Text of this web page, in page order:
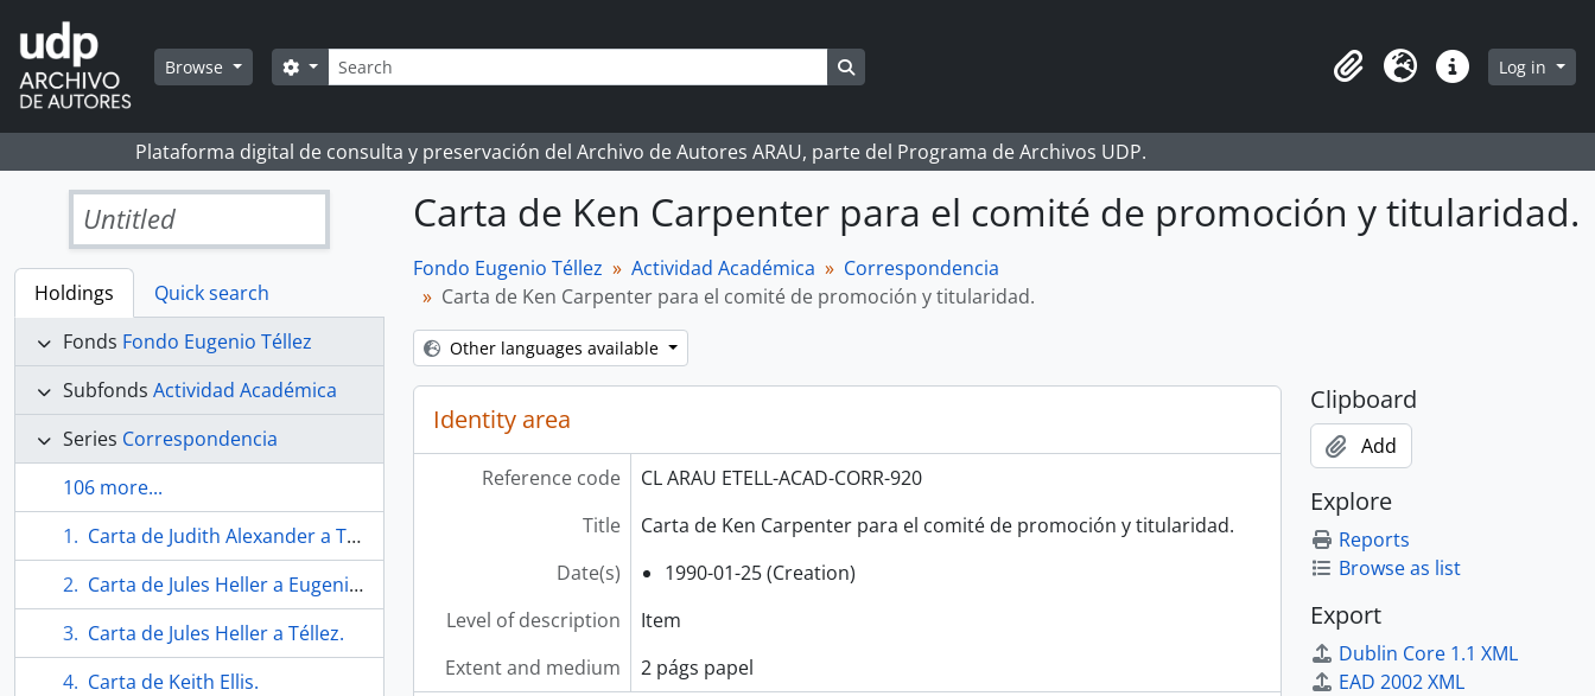
Skip to main content
Browse Search
Search options
ClipboardLanguageQuick linksLog in
Plataforma digital de consulta y preservación del Archivo de Autores ARAU, parte del Programa de Archivos UDP.
Untitled
Holdings
Quick search
Fonds Fondo Eugenio Téllez
Subfonds Actividad Académica
Series Correspondencia
106 more...
Carta de Judith Alexander a Téllez.
Carta de Jules Heller a Eugenio Téllez y Nick Muszkatel.
Carta de Jules Heller a Téllez.
Carta de Keith Ellis.
Carta de Ken Carpenter para el comité de promoción y titularidad.
Fondo Eugenio Téllez Actividad Académica
Correspondencia
Carta de Ken Carpenter para el comité de promoción y titularidad.
Other languages available
Identity area
Reference code
CL ARAU ETELL-ACAD-CORR-920
Title
Carta de Ken Carpenter para el comité de promoción y titularidad.
Date(s)
1990-01-25 (Creation)
Level of description
Item
Extent and medium
2 págs papel
Clipboard
Add
Explore
Reports
Browse as list
Export
Dublin Core 1.1 XML
EAD 2002 XML